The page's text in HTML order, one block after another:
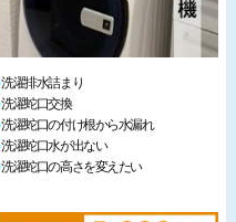
洗濯排水詰まり
洗濯蛇口交換
洗濯蛇口の付け根から水漏れ
洗濯蛇口水が出ない
洗濯蛇口の高さを変えたい